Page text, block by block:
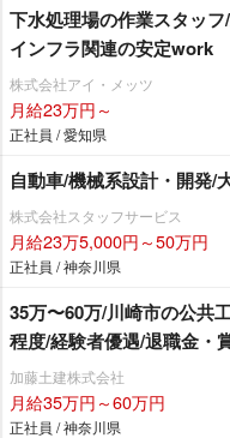
下水処理場の作業スタッ
インフラ関連の安定work
株式会社アイ・メッツ
月給23万円～
正社員 / 愛知県
自動車/機械系設計・開発/
株式会社スタッフサービス
月給23万5,000円～50万円
正社員 / 神奈川県
35万〜60万/川崎市の公共
程度/経験者優遇/退職金・
加藤土建株式会社
月給35万円～60万円
正社員 / 神奈川県